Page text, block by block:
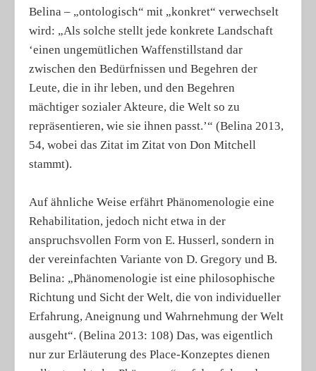
Belina – „ontologisch“ mit „konkret“ verwechselt
wird: „Als solche stellt jede konkrete Landschaft
‘einen ungemütlichen Waffenstillstand dar
zwischen den Bedürfnissen und Begehren der
Leute, die in ihr leben, und den Begehren
mächtiger sozialer Akteure, die Welt so zu
repräsentieren, wie sie ihnen passt.’“ (Belina 2013,
54, wobei das Zitat im Zitat von Don Mitchell
stammt).
Auf ähnliche Weise erfährt Phänomenologie eine
Rehabilitation, jedoch nicht etwa in der
anspruchsvollen Form von E. Husserl, sondern in
der vereinfachten Variante von D. Gregory und B.
Belina: „Phänomenologie ist eine philosophische
Richtung und Sicht der Welt, die von individueller
Erfahrung, Aneignung und Wahrnehmung der Welt
ausgeht“. (Belina 2013: 108) Das, was eigentlich
nur zur Erläuterung des Place-Konzeptes dienen